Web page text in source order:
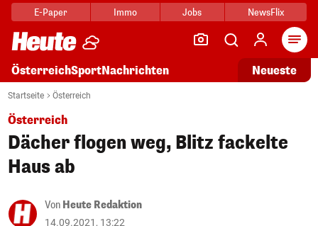
E-Paper Immo Jobs NewsFlix
ÖsterreichSportNachrichten Neueste
Startseite Österreich
Österreich
Dächer flogen weg, Blitz fackelte
Haus ab
Von Heute Redaktion
14.09.2021, 13:22